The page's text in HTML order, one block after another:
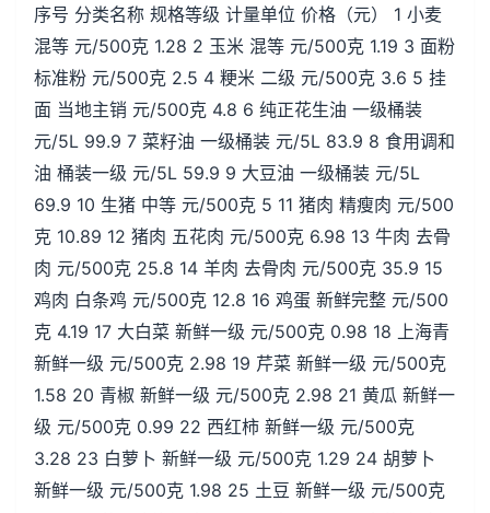
序号 分类名称 规格等级 计量单位 价格（元） 1 小麦
混等 元/500克 1.28 2 玉米 混等 元/500克 1.19 3 面粉
标准粉 元/500克 2.5 4 粳米 二级 元/500克 3.6 5 挂
面 当地主销 元/500克 4.8 6 纯正花生油 一级桶装
元/5L 99.9 7 菜籽油 一级桶装 元/5L 83.9 8 食用调和
油 桶装一级 元/5L 59.9 9 大豆油 一级桶装 元/5L
69.9 10 生猪 中等 元/500克 5 11 猪肉 精瘦肉 元/500
克 10.89 12 猪肉 五花肉 元/500克 6.98 13 牛肉 去骨
肉 元/500克 25.8 14 羊肉 去骨肉 元/500克 35.9 15
鸡肉 白条鸡 元/500克 12.8 16 鸡蛋 新鲜完整 元/500
克 4.19 17 大白菜 新鲜一级 元/500克 0.98 18 上海青
新鲜一级 元/500克 2.98 19 芹菜 新鲜一级 元/500克
1.58 20 青椒 新鲜一级 元/500克 2.98 21 黄瓜 新鲜一
级 元/500克 0.99 22 西红柿 新鲜一级 元/500克
3.28 23 白萝卜 新鲜一级 元/500克 1.29 24 胡萝卜
新鲜一级 元/500克 1.98 25 土豆 新鲜一级 元/500克